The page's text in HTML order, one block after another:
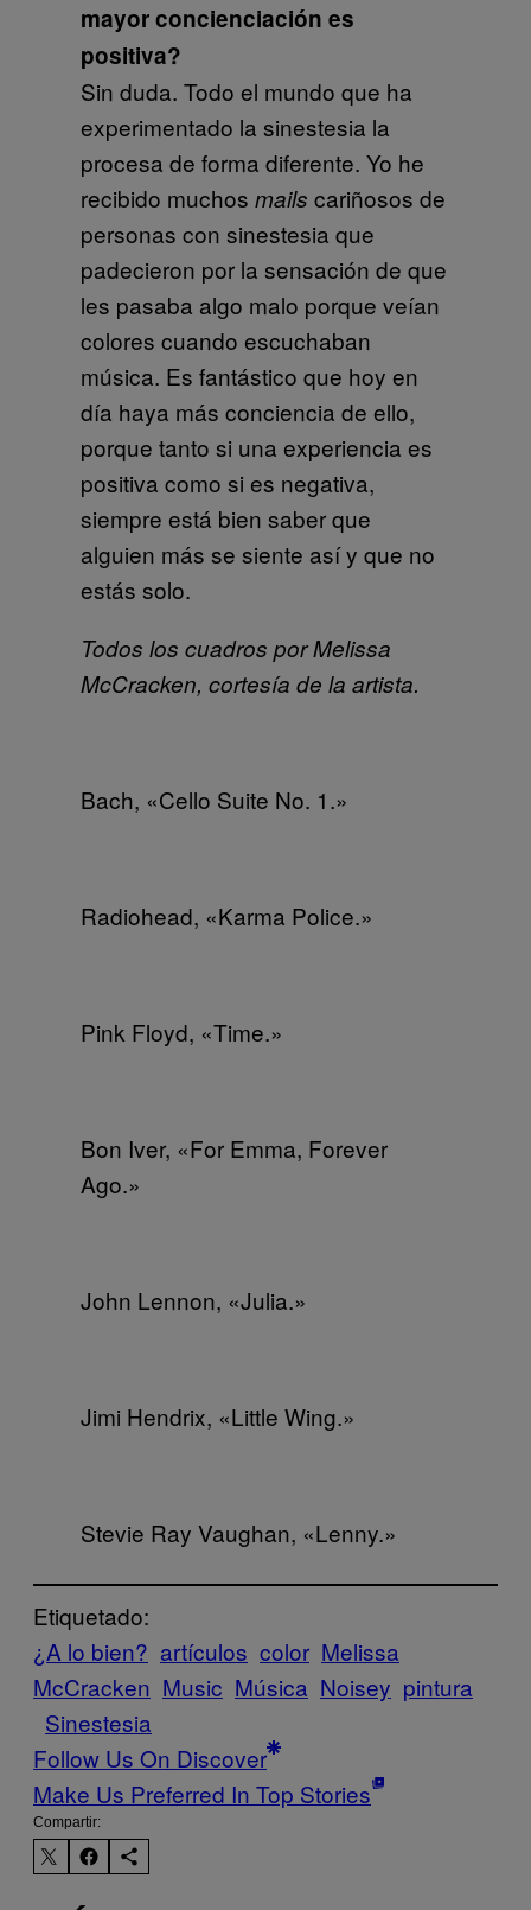
mayor concienciación es
positiva?
Sin duda. Todo el mundo que ha
experimentado la sinestesia la
procesa de forma diferente. Yo he
recibido muchos mails cariñosos de
personas con sinestesia que
padecieron por la sensación de que
les pasaba algo malo porque veían
colores cuando escuchaban
música. Es fantástico que hoy en
día haya más conciencia de ello,
porque tanto si una experiencia es
positiva como si es negativa,
siempre está bien saber que
alguien más se siente así y que no
estás solo.
Todos los cuadros por Melissa
McCracken, cortesía de la artista.
Bach, «Cello Suite No. 1.»
Radiohead, «Karma Police.»
Pink Floyd, «Time.»
Bon Iver, «For Emma, Forever
Ago.»
John Lennon, «Julia.»
Jimi Hendrix, «Little Wing.»
Stevie Ray Vaughan, «Lenny.»
Etiquetado:
¿A lo bien? artículos color Melissa
McCracken Music Música Noisey pintura
Sinestesia
Follow Us On Discover
Make Us Preferred In Top Stories
Compartir: